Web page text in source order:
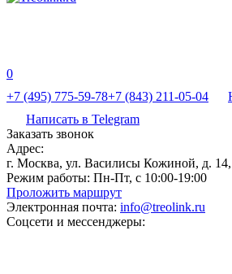
0
+7 (495) 775-59-78+7 (843) 211-05-04
Написать в Telegram
Заказать звонок
Адрес:
г. Москва, ул. Василисы Кожиной, д.
Режим работы: Пн-Пт, с 10:00-19:00
Проложить маршрут
Электронная почта: info@treolink.ru
Соцсети и мессенджеры: